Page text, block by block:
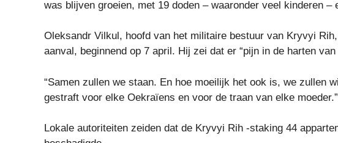
was blijven groeien, met 19 doden – waaronder veel kinderen –
Oleksandr Vilkul, hoofd van het militaire bestuur van Kryvyi
aanval, beginnend op 7 april. Hij zei dat er “pijn in de harten
“Samen zullen we staan. En hoe moeilijk het ook is, we zullen
gestraft voor elke Oekraïens en voor de traan van elke moeder.”
Lokale autoriteiten zeiden dat de Kryvyi Rih -staking 44